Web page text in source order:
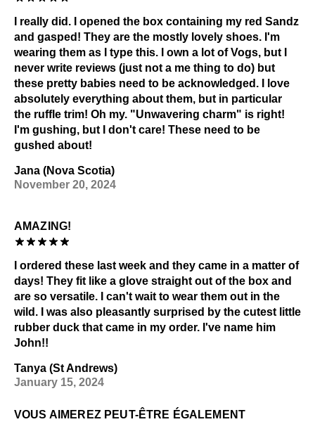
Liquides
Matériaux foncés ou avec beaucoup de motifs
Alcool et autres solvants
Exposition prolongée aux rayons UV
Consultez notre pageEntretienpour obtenir des
informations générales sur l'entretien.
I really did. I opened the box containing my red Sandz
and gasped! They are the mostly lovely shoes. I'm
wearing them as I type this. I own a lot of Vogs, but I
never write reviews (just not a me thing to do) but
these pretty babies need to be acknowledged. I love
absolutely everything about them, but in particular
the ruffle trim! Oh my. "Unwavering charm" is right!
I'm gushing, but I don't care! These need to be
gushed about!
Jana (Nova Scotia)
November 20, 2024
AMAZING!
I ordered these last week and they came in a matter of
days! They fit like a glove straight out of the box and
are so versatile. I can't wait to wear them out in the
wild. I was also pleasantly surprised by the cutest little
rubber duck that came in my order. I've name him
John!!
Tanya (St Andrews)
January 15, 2024
VOUS AIMEREZ PEUT-ÊTRE ÉGALEMENT